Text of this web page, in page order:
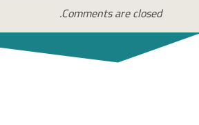
Comments are closed.